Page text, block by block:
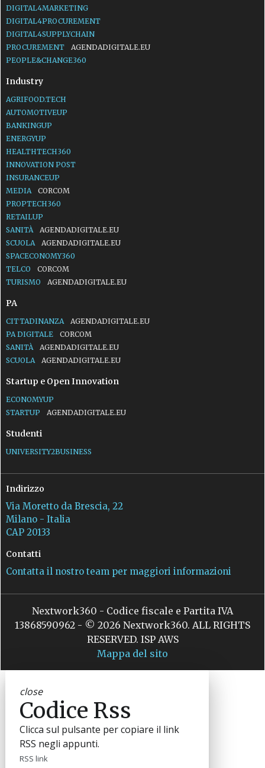
DIGITAL4MARKETING
DIGITAL4PROCUREMENT
DIGITAL4SUPPLYCHAIN
PROCUREMENT
AGENDADIGITALE.EU
PEOPLE&CHANGE360
Industry
AGRIFOOD.TECH
AUTOMOTIVEUP
BANKINGUP
ENERGYUP
HEALTHTECH360
INNOVATION POST
INSURANCEUP
MEDIA
CORCOM
PROPTECH360
RETAILUP
SANITÀ
AGENDADIGITALE.EU
SCUOLA
AGENDADIGITALE.EU
SPACECONOMY360
TELCO
CORCOM
TURISMO
AGENDADIGITALE.EU
PA
CITTADINANZA
AGENDADIGITALE.EU
PA DIGITALE
CORCOM
SANITÀ
AGENDADIGITALE.EU
SCUOLA
AGENDADIGITALE.EU
Startup e Open Innovation
ECONOMYUP
STARTUP
AGENDADIGITALE.EU
Studenti
UNIVERSITY2BUSINESS
Indirizzo
Via Moretto da Brescia, 22
Milano - Italia
CAP 20133
Contatti
Contatta il nostro team per maggiori informazioni
Nextwork360 - Codice fiscale e Partita IVA
13868590962 - © 2026 Nextwork360. ALL RIGHTS
RESERVED. ISP AWS
Mappa del sito
close
Codice Rss
Clicca sul pulsante per copiare il link
RSS negli appunti.
RSS link